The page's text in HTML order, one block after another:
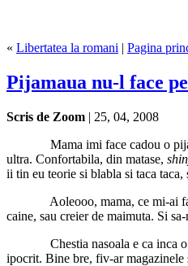
« Libertatea la romani | Pagina
Pijamaua nu-l face
Scris de Zoom | 25, 04, 2008
Mama imi face cadou o
ultra. Confortabila, din matase,
ii tin eu teorie si blabla si taca
Aoleooo, mama, ce mi-ai
caine, sau creier de maimuta. Si
Chestia nasoala e ca inca
ipocrit. Bine bre, fiv-ar magazinele